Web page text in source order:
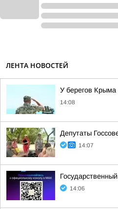
ЛЕНТА НОВОСТЕЙ
У берегов Крыма
14:08
Депутаты
14:07
14:06